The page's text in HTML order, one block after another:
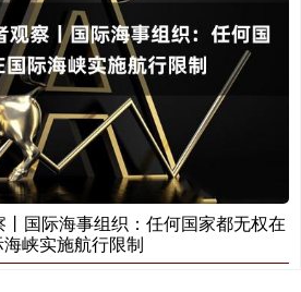
国际海事组织：任何国家都无权在
海峡实施航行限制